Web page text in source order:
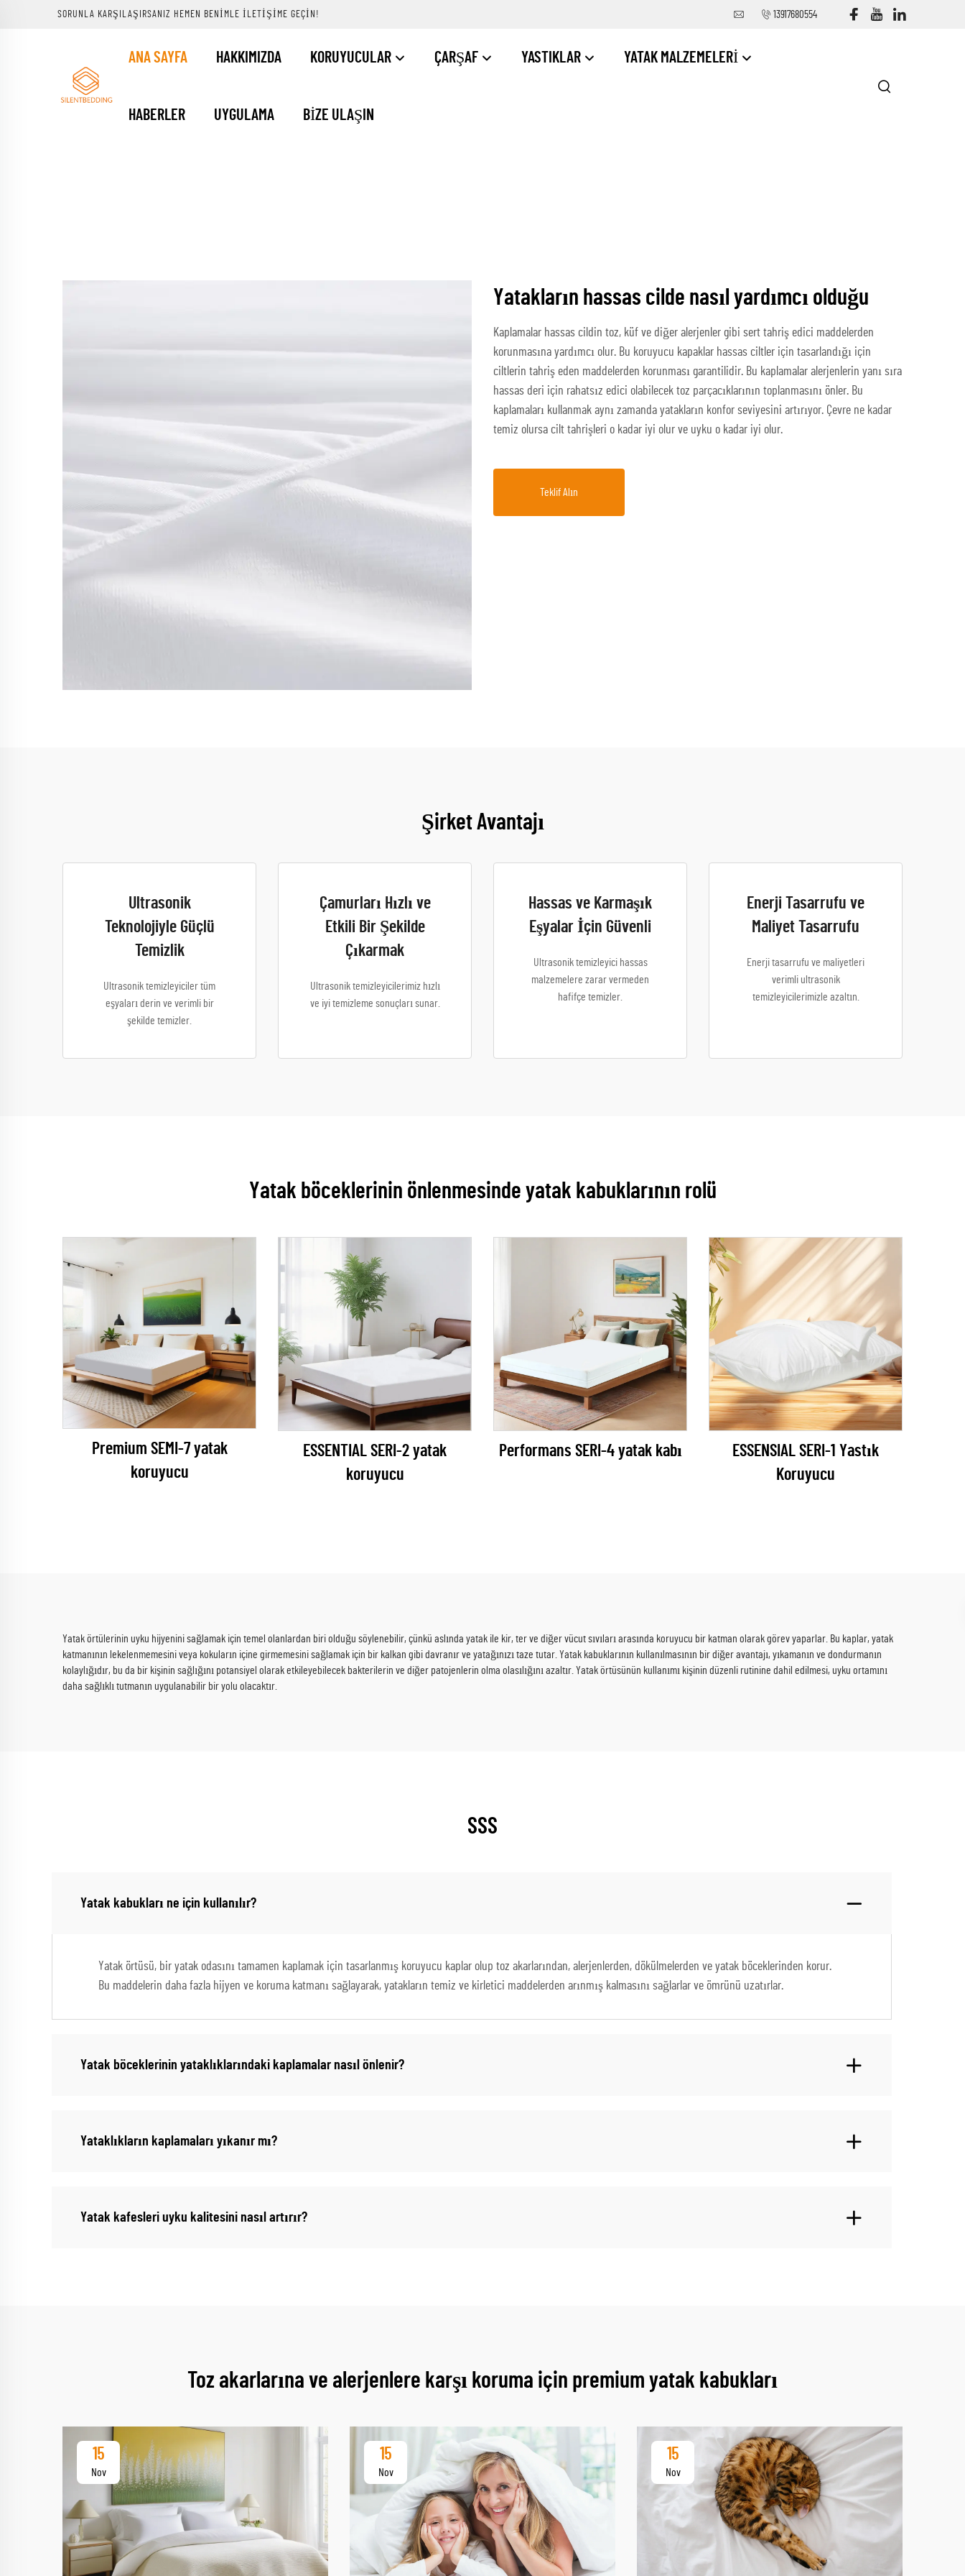
SORUNLA KARŞILAŞIRSANIZ HEMEN BENIMLE ILETIŞIME GEÇIN! 13917680554
ANA SAYFA HAKKIMIZDA KORUYUCULAR ÇARŞAF YASTIKLAR YATAK MALZEMELERI
HABERLER UYGULAMA BIZE ULAŞIN
Yatakların hassas cilde nasıl yardımcı olduğu
Kaplamalar hassas cildin toz, küf ve diğer alerjenler gibi sert tahriş edici maddelerden
korunmasına yardımcı olur. Bu koruyucu kapaklar hassas ciltler için tasarlandığı için
ciltlerin tahriş eden maddelerden korunması garantilidir. Bu kaplamalar alerjenlerin yanı sıra
hassas deri için rahatsız edici olabilecek toz parçacıklarının toplanmasını önler. Bu
kaplamaları kullanmak aynı zamanda yatakların konfor seviyesini artırıyor. Çevre ne kadar
temiz olursa cilt tahrişleri o kadar iyi olur ve uyku o kadar iyi olur.
Teklif Alın
Şirket Avantajı
Ultrasonik
Teknolojiyle Güçlü
Temizlik
Ultrasonik temizleyiciler tüm
eşyaları derin ve verimli bir
şekilde temizler.
Çamurları Hızlı ve
Etkili Bir Şekilde
Çıkarmak
Ultrasonik temizleyicilerimiz hızlı
ve iyi temizleme sonuçları sunar.
Hassas ve Karmaşık
Eşyalar İçin Güvenli
Ultrasonik temizleyici hassas
malzemelere zarar vermeden
hafifçe temizler.
Enerji Tasarrufu ve
Maliyet Tasarrufu
Enerji tasarrufu ve maliyetleri
verimli ultrasonik
temizleyicilerimizle azaltın.
Yatak böceklerinin önlenmesinde yatak kabuklarının rolü
Premium SEMI-7 yatak
koruyucu
ESSENTIAL SERI-2 yatak
koruyucu
Performans SERI-4 yatak kabı
ESSENSIAL SERI-1 Yastık
Koruyucu
Yatak örtülerinin uyku hijyenini sağlamak için temel olanlardan biri olduğu söylenebilir, çünkü aslında yatak ile kir, ter ve diğer vücut sıvıları arasında koruyucu bir katman olarak görev yaparlar. Bu kaplar, yatak
katmanının lekelenmemesini veya kokuların içine girmemesini sağlamak için bir kalkan gibi davranır ve yatağınızı taze tutar. Yatak kabuklarının kullanılmasının bir diğer avantajı, yıkamanın ve dondurmanın
kolaylığıdır, bu da bir kişinin sağlığını potansiyel olarak etkileyebilecek bakterilerin ve diğer patojenlerin olma olasılığını azaltır. Yatak örtüsünün kullanımı kişinin düzenli rutinine dahil edilmesi, uyku ortamını
daha sağlıklı tutmanın uygulanabilir bir yolu olacaktır.
SSS
Yatak kabukları ne için kullanılır?
Yatak örtüsü, bir yatak odasını tamamen kaplamak için tasarlanmış koruyucu kaplar olup toz akarlarından, alerjenlerden, dökülmelerden ve yatak böceklerinden korur.
Bu maddelerin daha fazla hijyen ve koruma katmanı sağlayarak, yatakların temiz ve kirletici maddelerden arınmış kalmasını sağlarlar ve ömrünü uzatırlar.
Yatak böceklerinin yataklıklarındaki kaplamalar nasıl önlenir?
Yataklıkların kaplamaları yıkanır mı?
Yatak kafesleri uyku kalitesini nasıl artırır?
Toz akarlarına ve alerjenlere karşı koruma için premium yatak kabukları
15
Nov
15
Nov
15
Nov